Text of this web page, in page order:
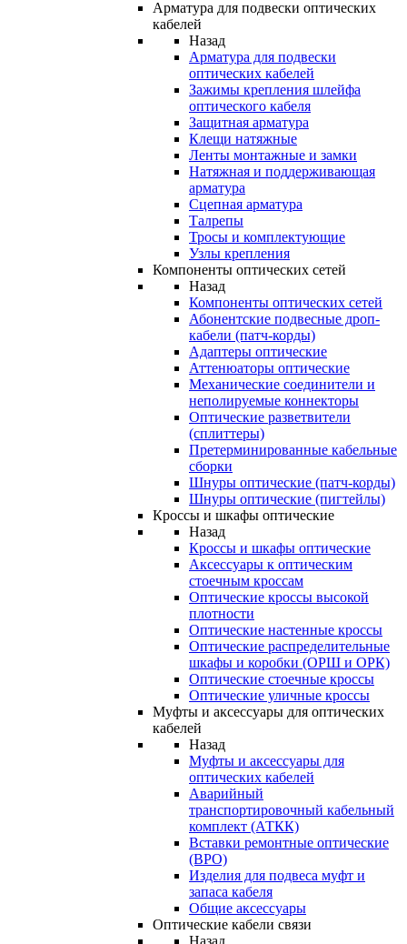
Арматура для подвески оптических
кабелей
Назад
Арматура для подвески
оптических кабелей
Зажимы крепления шлейфа
оптического кабеля
Защитная арматура
Клещи натяжные
Ленты монтажные и замки
Натяжная и поддерживающая
арматура
Сцепная арматура
Талрепы
Тросы и комплектующие
Узлы крепления
Компоненты оптических сетей
Назад
Компоненты оптических сетей
Абонентские подвесные дроп-
кабели (патч-корды)
Адаптеры оптические
Аттенюаторы оптические
Механические соединители и
неполируемые коннекторы
Оптические разветвители
(сплиттеры)
Претерминированные кабельные
сборки
Шнуры оптические (патч-корды)
Шнуры оптические (пигтейлы)
Кроссы и шкафы оптические
Назад
Кроссы и шкафы оптические
Аксессуары к оптическим
стоечным кроссам
Оптические кроссы высокой
плотности
Оптические настенные кроссы
Оптические распределительные
шкафы и коробки (ОРШ и ОРК)
Оптические стоечные кроссы
Оптические уличные кроссы
Муфты и аксессуары для оптических
кабелей
Назад
Муфты и аксессуары для
оптических кабелей
Аварийный
транспортировочный кабельный
комплект (АТКК)
Вставки ремонтные оптические
(ВРО)
Изделия для подвеса муфт и
запаса кабеля
Общие аксессуары
Оптические кабели связи
Назад